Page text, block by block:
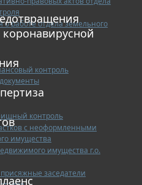
работе отдела земельного
контроль
контроль
с неоформленными
имущества
имущества г.о.
заседатели